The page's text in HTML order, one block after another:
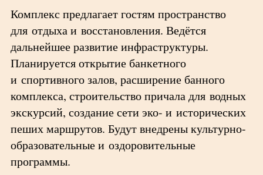
Комплекс предлагает гостям пространство
для отдыха и восстановления. Ведётся
дальнейшее развитие инфраструктуры.
Планируется открытие банкетного
и спортивного залов, расширение банного
комплекса, строительство причала для водных
экскурсий, создание сети эко- и исторических
пеших маршрутов. Будут внедрены культурно-
образовательные и оздоровительные
программы.